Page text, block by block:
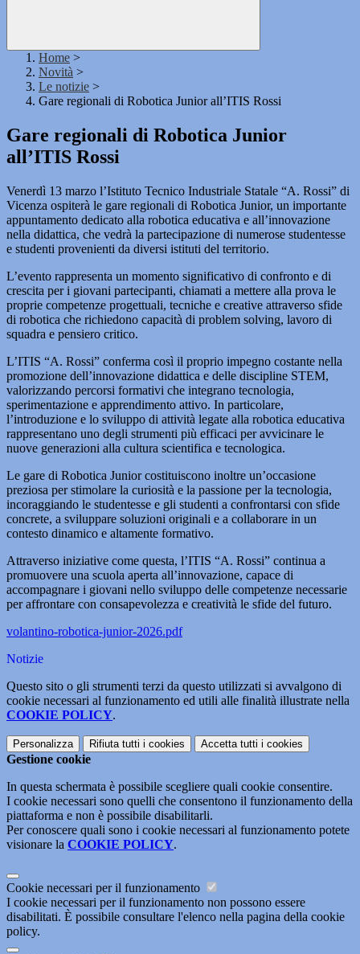
Home >
Novità >
Le notizie >
Gare regionali di Robotica Junior all’ITIS Rossi
Gare regionali di Robotica Junior
all’ITIS Rossi
Venerdì 13 marzo l’Istituto Tecnico Industriale Statale “A. Rossi” di
Vicenza ospiterà le gare regionali di Robotica Junior, un importante
appuntamento dedicato alla robotica educativa e all’innovazione
nella didattica, che vedrà la partecipazione di numerose studentesse
e studenti provenienti da diversi istituti del territorio.
L’evento rappresenta un momento significativo di confronto e di
crescita per i giovani partecipanti, chiamati a mettere alla prova le
proprie competenze progettuali, tecniche e creative attraverso sfide
di robotica che richiedono capacità di problem solving, lavoro di
squadra e pensiero critico.
L’ITIS “A. Rossi” conferma così il proprio impegno costante nella
promozione dell’innovazione didattica e delle discipline STEM,
valorizzando percorsi formativi che integrano tecnologia,
sperimentazione e apprendimento attivo. In particolare,
l’introduzione e lo sviluppo di attività legate alla robotica educativa
rappresentano uno degli strumenti più efficaci per avvicinare le
nuove generazioni alla cultura scientifica e tecnologica.
Le gare di Robotica Junior costituiscono inoltre un’occasione
preziosa per stimolare la curiosità e la passione per la tecnologia,
incoraggiando le studentesse e gli studenti a confrontarsi con sfide
concrete, a sviluppare soluzioni originali e a collaborare in un
contesto dinamico e altamente formativo.
Attraverso iniziative come questa, l’ITIS “A. Rossi” continua a
promuovere una scuola aperta all’innovazione, capace di
accompagnare i giovani nello sviluppo delle competenze necessarie
per affrontare con consapevolezza e creatività le sfide del futuro.
volantino-robotica-junior-2026.pdf
Notizie
Questo sito o gli strumenti terzi da questo utilizzati si avvalgono di
cookie necessari al funzionamento ed utili alle finalità illustrate nella
COOKIE POLICY.
Personalizza Rifiuta tutti i cookies Accetta tutti i cookies
Gestione cookie
In questa schermata è possibile scegliere quali cookie consentire.
I cookie necessari sono quelli che consentono il funzionamento della
piattaforma e non è possibile disabilitarli.
Per conoscere quali sono i cookie necessari al funzionamento potete
visionare la COOKIE POLICY.
Cookie necessari per il funzionamento
I cookie necessari per il funzionamento non possono essere
disabilitati. È possibile consultare l'elenco nella pagina della cookie
policy.